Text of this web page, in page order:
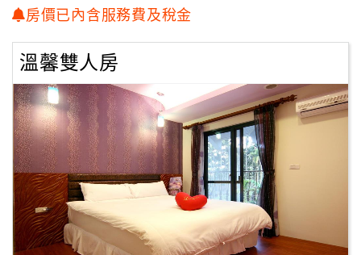
顧
務
顧
客
滿
意
度
畢業的歲月裡，她竟然從隨車老師的角色，
努力打拼創辦一間自己的托兒所，在人生舞台上，留下輝煌
美好的紀錄，得到幸福美滿、和樂安康的家庭。
§她的希望相隨，有夢最美
在大環境的競爭與少子化趨勢下，她心生換跑道的念頭－經
營民宿，也一圓兒時夢想。
為此，毅然報考二技就讀餐旅管理系，結合旅遊與觀光，開
創事業第二春的願景。
房價已內含服務費及稅金
溫馨雙人房